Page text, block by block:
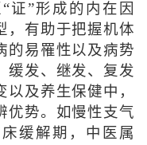
证”形成的内在因
，有助于把握机体
的易罹性以及病势
缓发、继发、复发
及养生保健中，
优势。如慢性支气
缓解期，中医属